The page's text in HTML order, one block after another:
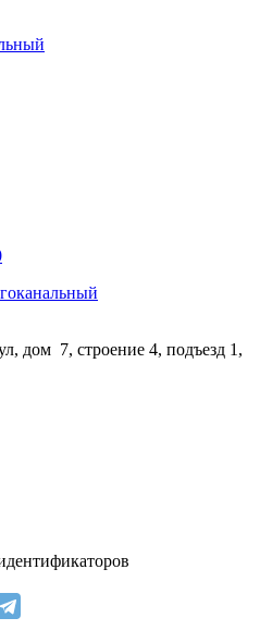
дом 7, строение 4, подъезд 1,